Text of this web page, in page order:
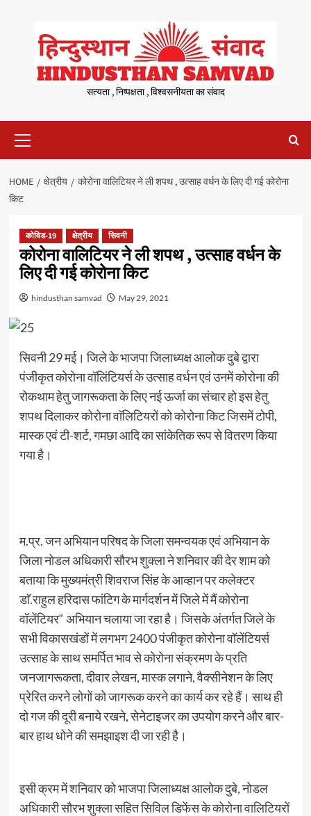
content
सत्यता , निष्पक्षता , विश्वसनीयता का संवाद
Menu
HOME क्षेत्रीय
कोरोना वालिटियर ने ली शपथ , उत्साह वर्धन के लिए दी गई कोरोना
किट
कोविड-19 क्षेत्रीय सिवनी
कोरोना वालिटियर ने ली शपथ , उत्साह वर्धन के
लिए दी गई कोरोना किट
hindusthan samvad May 29, 2021
सिवनी 29 मई। जिले के भाजपा जिलाध्यक्ष आलोक दुबे द्वारा
पंजीकृत कोरोना वॉलिंटियर्स के उत्साह वर्धन एवं उनमें कोरोना की
रोकथाम हेतु जागरूकता के लिए नई ऊर्जा का संचार हो इस हेतु
शपथ दिलाकर कोरोना वाॅलिटियरों को कोरोना किट जिसमें टोपी,
मास्क एवं टी-शर्ट, गमछा आदि का सांकेतिक रूप से वितरण किया
गया है।
म.प्र. जन अभियान परिषद के जिला समन्वयक एवं अभियान के
जिला नोडल अधिकारी सौरभ शुक्ला ने शनिवार की देर शाम को
बताया कि मुख्यमंत्री शिवराज सिंह के आव्हान पर कलेक्टर
डाॅ.राहुल हरिदास फांटिग के मार्गदर्शन में जिले में मैं कोरोना
वॉलेंटियर“ अभियान चलाया जा रहा है। जिसके अंतर्गत जिले के
सभी विकासखंडों में लगभग 2400 पंजीकृत कोरोना वॉलेंटियर्स
उत्साह के साथ समर्पित भाव से कोरोना संक्रमण के प्रति
जनजागरूकता, दीवार लेखन, मास्क लगाने, वैक्सीनेशन के लिए
प्रेरित करने लोगों को जागरूक करने का कार्य कर रहे हैं। साथ ही
दो गज की दूरी बनाये रखने, सेनेटाइजर का उपयोग करने और बार-
बार हाथ धोने की समझाइश दी जा रही है।
इसी क्रम में शनिवार को भाजपा जिलाध्यक्ष आलोक दुबे, नोडल
अधिकारी सौरभ शुक्ला सहित सिविल डिफेंस के कोरोना वालिटियरों